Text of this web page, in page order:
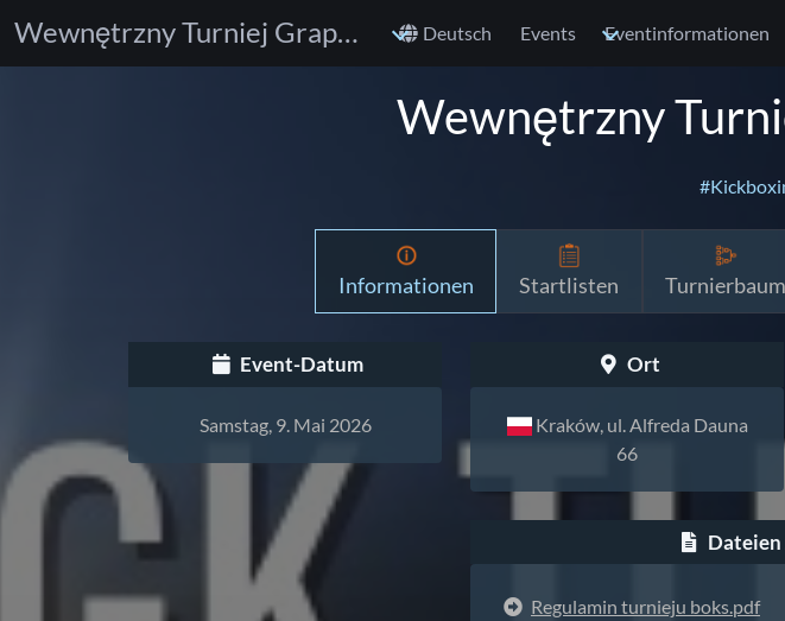
Wewnętrzny Turniej Grappling Kraków Deutsch Events Eventinformationen
Wewnętrzny
Informationen Startlisten Turnierbaum
Event-Datum
Samstag, 9. Mai 2026
Ort
Kraków, ul. Alfreda Dauna
66
Dateien
Regulamin turnieju boks.pdf